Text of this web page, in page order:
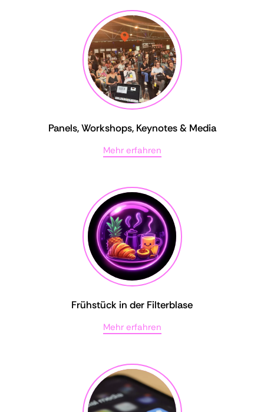
Panels, Workshops, Keynotes & Media
Mehr erfahren
Frühstück in der Filterblase
Mehr erfahren